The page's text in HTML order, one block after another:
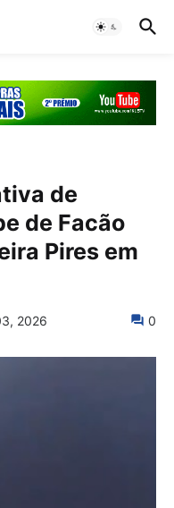
de
de Facão
Pires em
2026 0